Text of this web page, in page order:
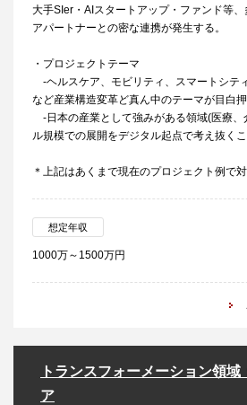
大手SIer・AIスタートアップ・ファンド等
アパートナーとの密な連携が発生する。
・プロジェクトテーマ
-ヘルスケア、モビリティ、スマートシテ
など産業構造変革ど真ん中のテーマが目白押
-日本の産業として強みがある領域(医療、
ル規模での展開をデジタル起点で考え抜くこ
＊上記はあくまで現在のプロジェクト例で
想定年収
1000万～1500万円
トランスフォーメーション領
ア